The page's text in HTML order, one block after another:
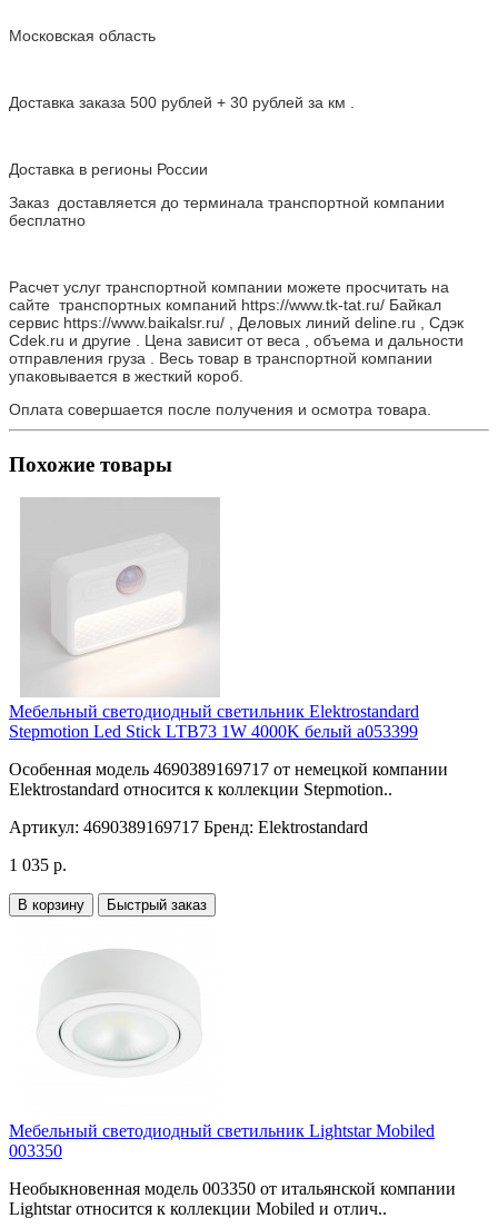
Московская область
Доставка заказа 500 рублей + 30 рублей за км .
Доставка в регионы России
Заказ доставляется до терминала транспортной компании
бесплатно
Расчет услуг транспортной компании можете просчитать на
сайте транспортных компаний https://www.tk-tat.ru/ Байкал
сервис https://www.baikalsr.ru/ , Деловых линий deline.ru , Сдэк
Cdek.ru и другие . Цена зависит от веса , объема и дальности
отправления груза . Весь товар в транспортной компании
упаковывается в жесткий короб.
Оплата совершается после получения и осмотра товара.
Похожие товары
Мебельный светодиодный светильник Elektrostandard
Stepmotion Led Stick LTB73 1W 4000K белый a053399
Особенная модель 4690389169717 от немецкой компании
Elektrostandard относится к коллекции Stepmotion..
Артикул: 4690389169717 Бренд: Elektrostandard
1 035 р.
В корзину Быстрый заказ
Мебельный светодиодный светильник Lightstar Mobiled
003350
Необыкновенная модель 003350 от итальянской компании
Lightstar относится к коллекции Mobiled и отлич..